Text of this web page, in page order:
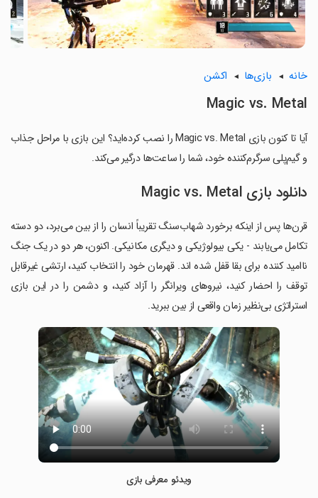
خانه بازی‌ها اکشن
Magic vs. Metal
آیا تا کنون بازی Magic vs. Metal را نصب کرده‌اید؟ این بازی با مراحل جذاب
و گیم‌پلی سرگرم‌کننده خود، شما را ساعت‌ها درگیر می‌کند.
دانلود بازی Magic vs. Metal
قرن‌ها پس از اینکه برخورد شهاب‌سنگ تقریباً انسان را از بین می‌برد، دو دسته
تکامل می‌یابند - یکی بیولوژیکی و دیگری مکانیکی. اکنون، هر دو در یک جنگ
ناامید کننده برای بقا قفل شده اند. قهرمان خود را انتخاب کنید، ارتشی غیرقابل
توقف را احضار کنید، نیروهای ویرانگر را آزاد کنید، و دشمن را در این بازی
استراتژی بی‌نظیر زمان واقعی از بین ببرید.
ویدئو معرفی بازی